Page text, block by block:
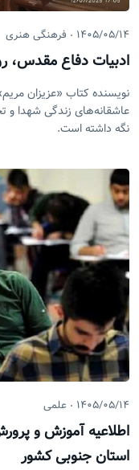
۱۴۰۵/۰۵/۱۴ فرهنگی هنری
ادبیات دفاع مقدس،
نویسنده کتاب «عزیزان
عاشقانه‌های زندگی شهدا و
نگه داشته است.
۱۴۰۵/۰۵/۱۴ علمی
استان جنوبی کشور